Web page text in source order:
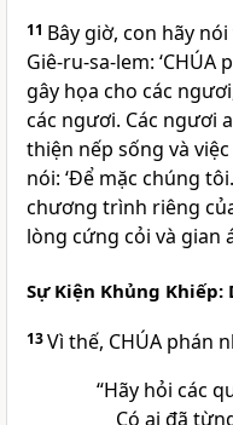
11 Bây giờ, con hãy
Giê-ru-sa-lem: ‘CHÚA
gây họa cho các
các ngươi. Các ngươi
thiện nếp sống và việc
nói: ‘Để mặc chúng
chương trình riêng
lòng cứng cỏi và gian
Sự Kiện Khủng Khiếp:
13Vì thế, CHÚA phán
“Hãy hỏi các
Có ai đã